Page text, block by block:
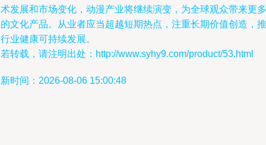
发展和市场变化，动漫产业将继续演变，为全球观众带来更多
文化产品。从业者应当超越短期热点，注重长期价值创造，推
业健康可持续发展。
转载，请注明出处：http://www.syhy9.com/product/53.html
时间：2026-08-06 15:00:48